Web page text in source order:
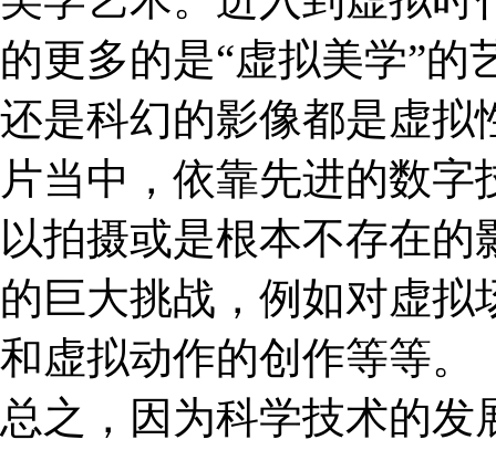
的更多的是“虚拟美学”
还是科幻的影像都是虚拟
片当中，依靠先进的数
以拍摄或是根本不存在
的巨大挑战，例如对虚
和虚拟动作的创作等等。
总之，因为科学技术的发